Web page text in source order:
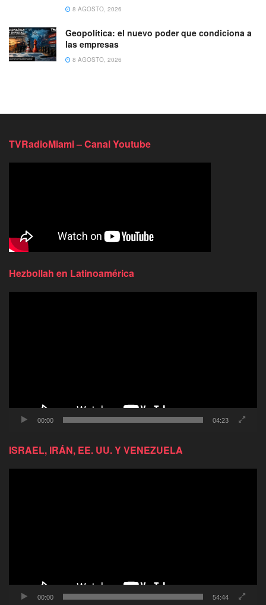
8 AGOSTO, 2026
Geopolítica: el nuevo poder que condiciona a
las empresas
8 AGOSTO, 2026
TVRadioMiami – Canal Youtube
Hezbollah en Latinoamérica
00:00 04:23
ISRAEL, IRÁN, EE. UU. Y VENEZUELA
00:00 54:44